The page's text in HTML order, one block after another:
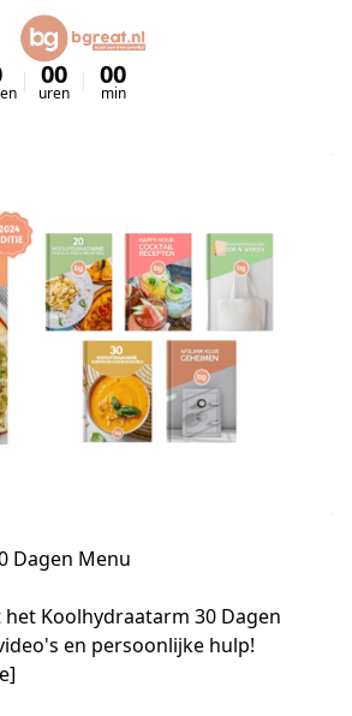
00
uren
00
min
Dagen Menu
Koolhydraatarm 30 Dagen
en persoonlijke hulp!